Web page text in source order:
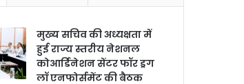
मुख्य सचिव की अध्यक्षता में
हुई राज्य स्तरीय नेशनल
कोआर्डिनेशन सेंटर फॉर ड्रग
लॉ एनफोर्समेंट की बैठक